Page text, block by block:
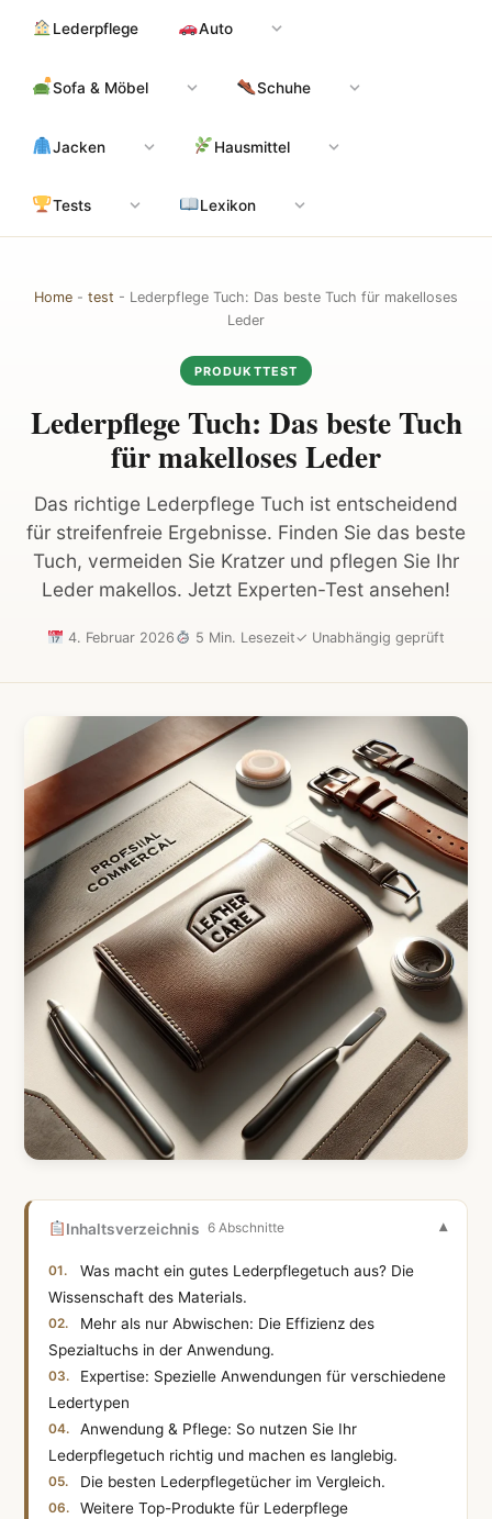
Inhalt
Lederpflege Auto
Sofa & Möbel Schuhe
Jacken Hausmittel
Tests Lexikon
Home - test - Lederpflege Tuch: Das beste Tuch für makelloses
Leder
PRODUKTTEST
Lederpflege Tuch: Das beste Tuch
für makelloses Leder
Das richtige Lederpflege Tuch ist entscheidend
für streifenfreie Ergebnisse. Finden Sie das beste
Tuch, vermeiden Sie Kratzer und pflegen Sie Ihr
Leder makellos. Jetzt Experten-Test ansehen!
4. Februar 2026 5 Min. Lesezeit✓ Unabhängig geprüft
Inhaltsverzeichnis 6 Abschnitte
Was macht ein gutes Lederpflegetuch aus? Die
Wissenschaft des Materials.
Mehr als nur Abwischen: Die Effizienz des
Spezialtuchs in der Anwendung.
Expertise: Spezielle Anwendungen für verschiedene
Ledertypen
Anwendung & Pflege: So nutzen Sie Ihr
Lederpflegetuch richtig und machen es langlebig.
Die besten Lederpflegetücher im Vergleich.
Weitere Top-Produkte für Lederpflege